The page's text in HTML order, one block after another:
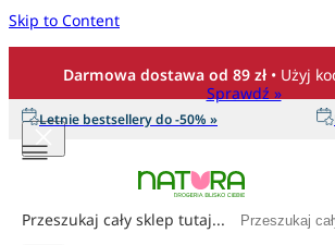
Skip to Content
Darmowa dostawa od 89 zł • Użyj
Sprawdź »
Letnie bestsellery do -50% »
Przeszukaj cały sklep tutaj...